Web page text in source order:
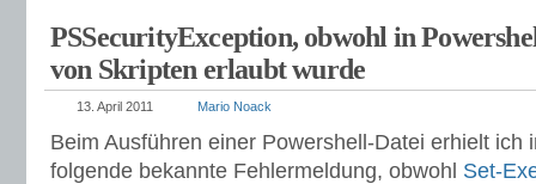
PSSecurityException, obwohl in
von Skripten erlaubt wurde
13. April 2011 Mario Noack
Beim Ausführen einer Powershell-Datei erhielt ich
folgende bekannte Fehlermeldung, obwohl Set-